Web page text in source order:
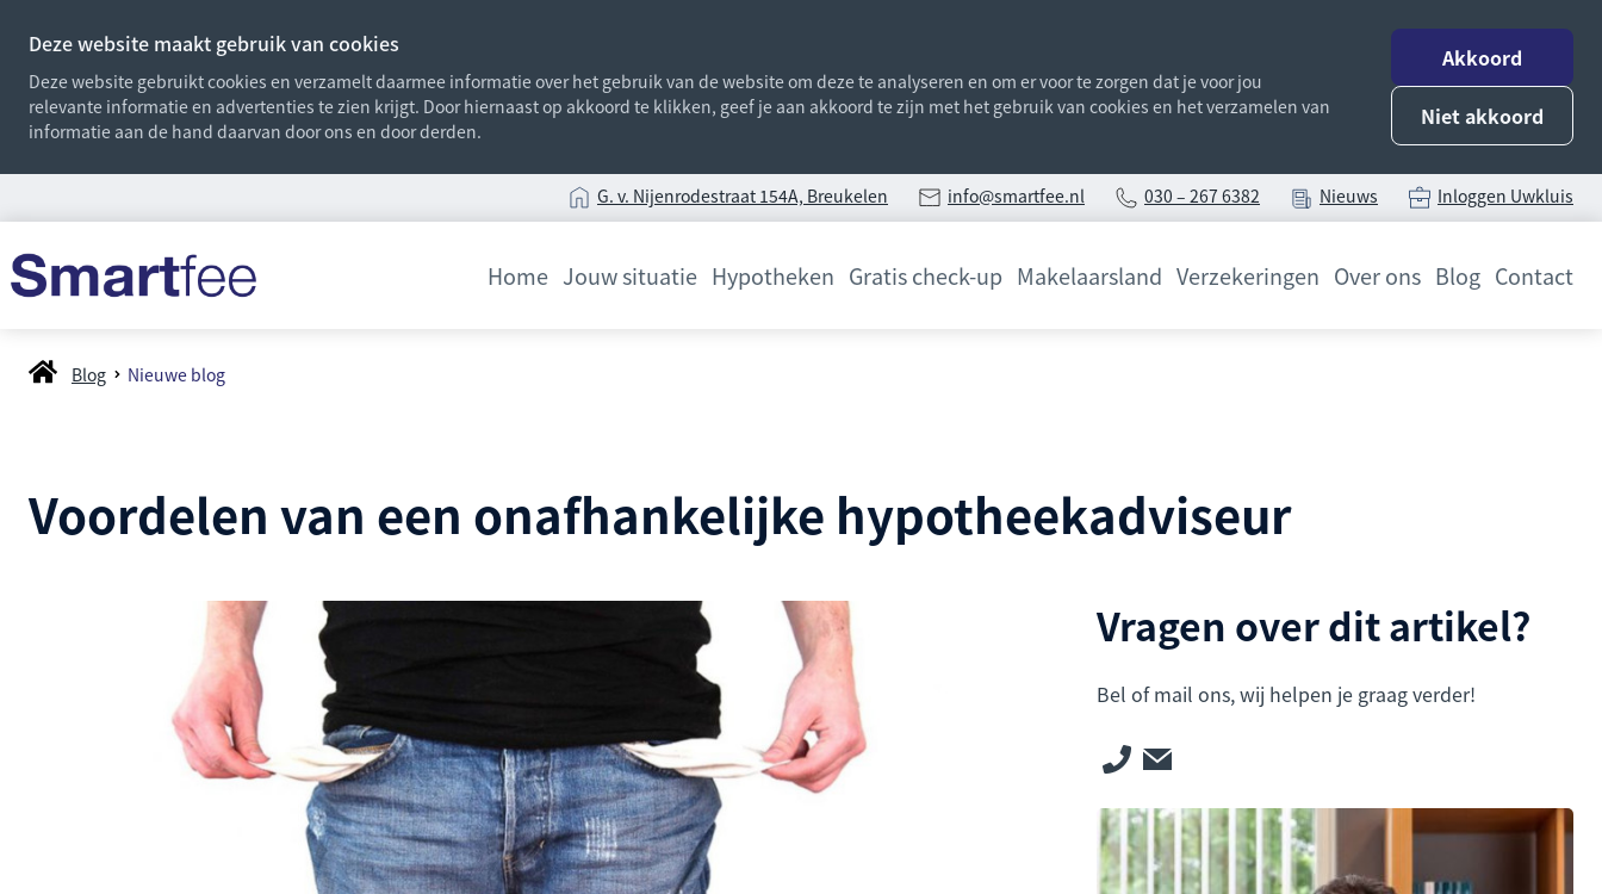
Deze website maakt gebruik van cookies
Deze website gebruikt cookies en verzamelt daarmee informatie over het gebruik van de website om deze te analyseren en om er voor te zorgen dat je voor jou
relevante informatie en advertenties te zien krijgt. Door hiernaast op akkoord te klikken, geef je aan akkoord te zijn met het gebruik van cookies en het verzamelen van
informatie aan de hand daarvan door ons en door derden.
Akkoord
Niet akkoord
G. v. Nijenrodestraat 154A, Breukelen info@smartfee.nl 030 – 267 6382 Nieuws Inloggen Uwkluis
Home Jouw situatie Hypotheken Gratis check-up Makelaarsland Verzekeringen Over ons Blog Contact
Blog Nieuwe blog
Voordelen van een onafhankelijke hypotheekadviseur
Vragen over dit artikel?
Bel of mail ons, wij helpen je graag verder!